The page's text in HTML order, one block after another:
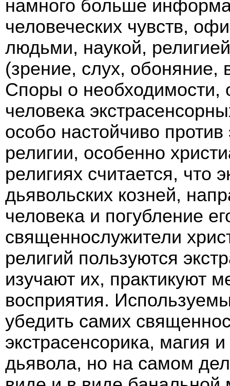
намного больше
человеческих чувств,
людьми, наукой,
(зрение, слух, обоняние,
Споры о необходимости,
человека
особо настойчиво
религии, особенно
религиях считается, что
дьявольских козней,
человека и погубление
священнослужители
религий пользуются
изучают их, практикуют
восприятия.
убедить самих
экстрасенсорика, магия
дьявола, но на самом